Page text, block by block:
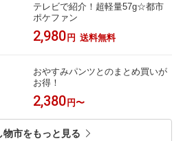
テレビで紹介！超軽量57g☆都市
ポケファン
2,980 円 送料無料
おやすみパンツとのまとめ買いが
お得！
2,380 円〜
物市をもっと見る